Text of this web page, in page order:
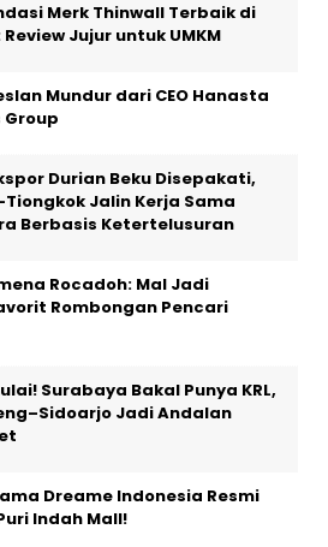
Merk Thinwall Terbaik di
Jujur untuk UMKM
Mundur dari CEO Hanasta
Group
Durian Beku Disepakati,
Jalin Kerja Sama
Berbasis Ketertelusuran
Rocadoh: Mal Jadi
Rombongan Pencari
Surabaya Bakal Punya KRL,
Jadi Andalan
Dreame Indonesia Resmi
Indah Mall!